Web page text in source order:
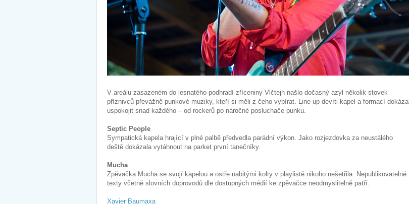
V areálu zasazeném do lesnatého podhradí zříceniny Vlčtejn našlo dočasný azyl několik stovek
příznivců převážně punkové muziky, kteří si měli z čeho vybírat. Line up devíti kapel a formací dokázal
uspokojit snad každého – od rockerů po náročné posluchače punku.
Septic People
Sympatická kapela hrající v plné palbě předvedla parádní výkon. Jako rozjezdovka za neustálého
deště dokázala vytáhnout na parket první tanečníky.
Mucha
Zpěvačka Mucha se svojí kapelou a ostře nabitými kolty v playlistě nikoho nešetřila. Nepublikovatelné
texty včetně slovních doprovodů dle dostupných médií ke zpěvačce neodmyslitelně patří.
Xavier Baumaxa